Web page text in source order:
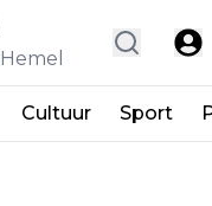
Cultuur Sport